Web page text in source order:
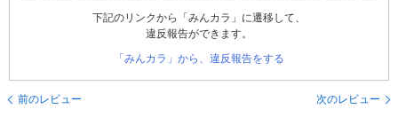
下記のリンクから「みんカラ」に遷移して、
違反報告ができます。
「みんカラ」から、違反報告をする
前のレビュー 次のレビュー